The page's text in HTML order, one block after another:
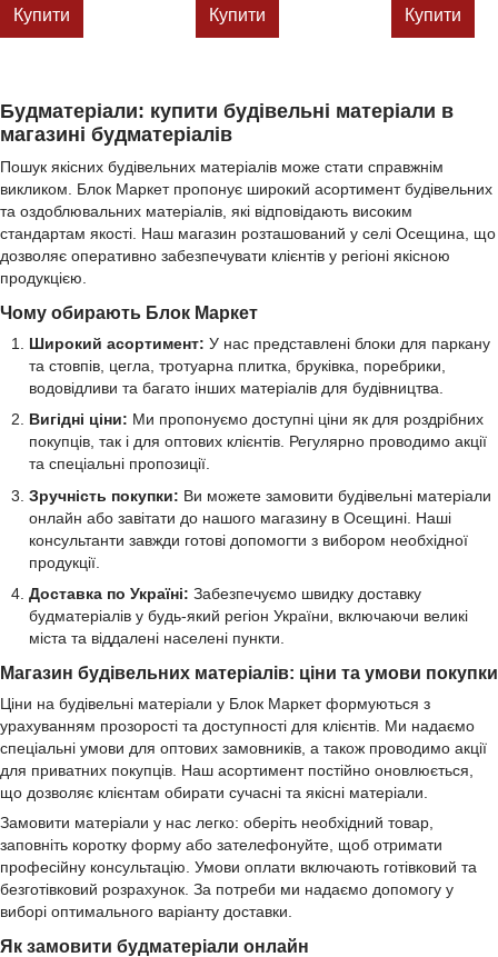
Купити Купити Купити
Будматеріали: купити будівельні матеріали в
магазині будматеріалів
Пошук якісних будівельних матеріалів може стати справжнім
викликом. Блок Маркет пропонує широкий асортимент будівельних
та оздоблювальних матеріалів, які відповідають високим
стандартам якості. Наш магазин розташований у селі Осещина, що
дозволяє оперативно забезпечувати клієнтів у регіоні якісною
продукцією.
Чому обирають Блок Маркет
Широкий асортимент: У нас представлені блоки для паркану
та стовпів, цегла, тротуарна плитка, бруківка, поребрики,
водовідливи та багато інших матеріалів для будівництва.
Вигідні ціни: Ми пропонуємо доступні ціни як для роздрібних
покупців, так і для оптових клієнтів. Регулярно проводимо акції
та спеціальні пропозиції.
Зручність покупки: Ви можете замовити будівельні матеріали
онлайн або завітати до нашого магазину в Осещині. Наші
консультанти завжди готові допомогти з вибором необхідної
продукції.
Доставка по Україні: Забезпечуємо швидку доставку
будматеріалів у будь-який регіон України, включаючи великі
міста та віддалені населені пункти.
Магазин будівельних матеріалів: ціни та умови покупки
Ціни на будівельні матеріали у Блок Маркет формуються з
урахуванням прозорості та доступності для клієнтів. Ми надаємо
спеціальні умови для оптових замовників, а також проводимо акції
для приватних покупців. Наш асортимент постійно оновлюється,
що дозволяє клієнтам обирати сучасні та якісні матеріали.
Замовити матеріали у нас легко: оберіть необхідний товар,
заповніть коротку форму або зателефонуйте, щоб отримати
професійну консультацію. Умови оплати включають готівковий та
безготівковий розрахунок. За потреби ми надаємо допомогу у
виборі оптимального варіанту доставки.
Як замовити будматеріали онлайн